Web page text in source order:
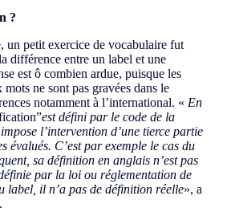
?
un petit exercice de vocabulaire fut
différence entre un label et une
est ô combien ardue, puisque les
ne sont pas gravées dans le
notamment à l’international. « En
est défini par le code de la
l’intervention d’une tierce partie
évalués. C’est par exemple le cas du
sa définition en anglais n’est pas
par la loi ou réglementation de
label, il n’a pas de définition réelle», a